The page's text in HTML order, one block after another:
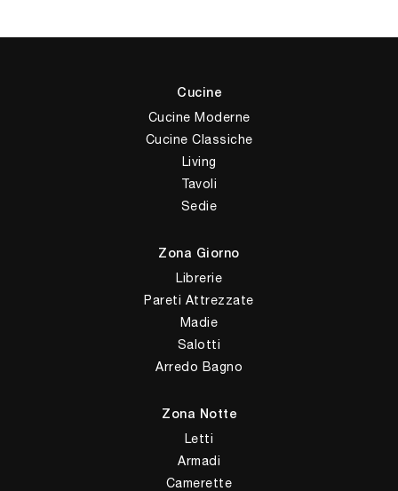
Cucine
Cucine Moderne
Cucine Classiche
Living
Tavoli
Sedie
Zona Giorno
Librerie
Pareti Attrezzate
Madie
Salotti
Arredo Bagno
Zona Notte
Letti
Armadi
Camerette